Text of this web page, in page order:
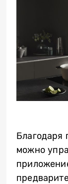
Благодаря
можно